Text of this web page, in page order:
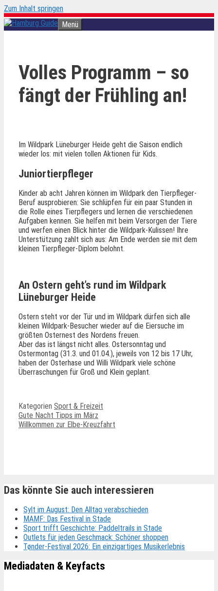
Zum Inhalt springen
Menü
Volles Programm – so
fängt der Frühling an!
Im Wildpark Lüneburger Heide geht die Saison endlich
wieder los: mit vielen tollen Aktionen für Kids.
Juniortierpfleger
Kinder ab acht Jahren können im Wildpark den Tierpfleger-
Beruf ausprobieren: Sie schlüpfen für ein paar Stunden in
die Rolle eines Tierpflegers und lernen die verschiedenen
Aufgaben kennen. Sie helfen mit beim Versorgen der Tiere
und werfen einen Blick hinter die Wildpark-Kulissen! Ihre
Unterstützung zahlt sich aus: Am Ende werden sie mit dem
kleinen Tierpfleger-Diplom belohnt.
An Ostern geht’s rund im Wildpark
Lüneburger Heide
Ostern steht vor der Tür und im Wildpark dürfen sich alle
kleinen Wildpark-Besucher wieder auf die Eiersuche im
größten Osternest des Nordens freuen.
Aber das ist längst nicht alles. Ostersonntag und
Ostermontag (31.3. und 01.04.), jeweils von 12 bis 17 Uhr,
haben der Osterhase und Willi Wildpark viele schöne
Überraschungen für Groß und Klein geplant.
Kategorien Sport & Freizeit
Gute Nacht Tipps im März
Willkommen zur Elbe-Kreuzfahrt
Das könnte Sie auch interessieren
Sylt im August: Den Alltag verabschieden
MAMF: Das Festival in Stade
Sport trifft Geschichte: Paddeltrails in Stade
Outlets für jeden Geschmack: Schöner shoppen
Tønder-Festival 2026: Ein einzigartiges Musikerlebnis
Mediadaten & Keyfacts